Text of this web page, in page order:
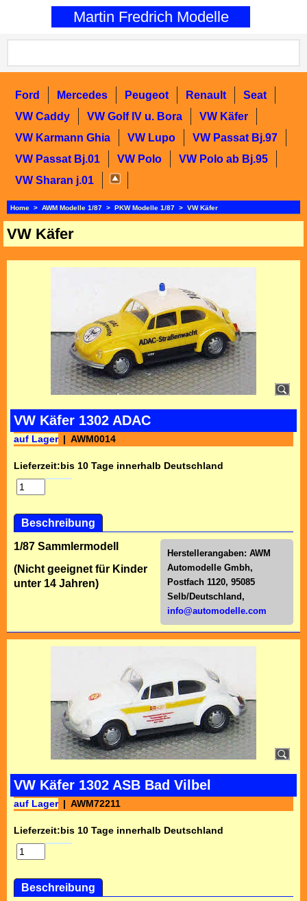
Martin Fredrich Modelle
Ford Mercedes Peugeot Renault
Seat
VW Caddy
VW Golf IV u. Bora
VW Käfer
VW Karmann Ghia
VW Lupo
VW Passat Bj.97
VW Passat Bj.01
VW Polo
VW Polo ab Bj.95
VW Sharan j.01
Home > AWM Modelle 1/87 > PKW Modelle 1/87 > VW Käfer
VW Käfer
VW Käfer 1302 ADAC
auf Lager AWM0014
Lieferzeit:bis 10 Tage innerhalb Deutschland
Beschreibung
Herstellerangaben: AWM
Automodelle Gmbh,
Postfach 1120, 95085
Selb/Deutschl and,
info@automodelle.com
1/87 Sammlermodell
(Nicht geeignet für Kinder
unter 14 Jahren)
VW Käfer 1302 ASB Bad Vilbel
auf Lager AWM72211
Lieferzeit:bis 10 Tage innerhalb Deutschland
Beschreibung